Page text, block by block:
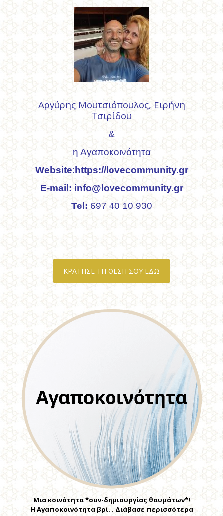
Αργύρης Μουτσιόπουλος, Ειρήνη
Τσιρίδου
&
η Αγαποκοινότητα
Website: https://lovecommunity.gr
E-mail: info@lovecommunity.gr
Tel: 697 40 10 930
ΚΡΑΤΗΣΕ ΤΗ ΘΕΣΗ ΣΟΥ ΕΔΩ
Μια κοινότητα *συν-δημιουργίας θαυμάτων*!
Η Αγαποκοινότητα βρί… Διάβασε περισσότερα